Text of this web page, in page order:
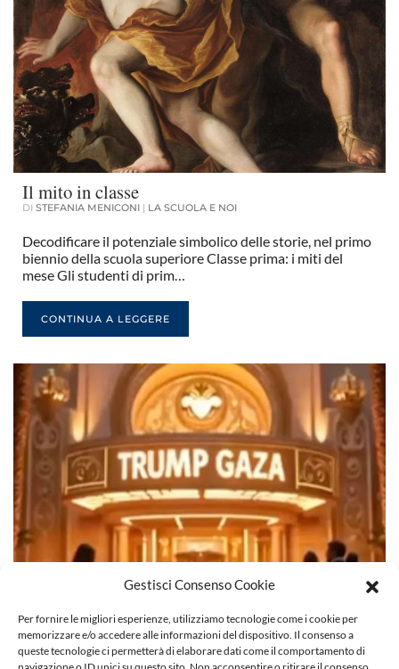
Gestisci Consenso Cookie
Per fornire le migliori esperienze, utilizziamo tecnologie come i cookie per
memorizzare e/o accedere alle informazioni del dispositivo. Il consenso a
queste tecnologie ci permetterà di elaborare dati come il comportamento di
Il mito in classe
DI STEFANIA MENICONI | LA SCUOLA E NOI
Decodificare il potenziale simbolico delle storie, nel primo
biennio della scuola superiore Classe prima: i miti del
mese Gli studenti di prim…
CONTINUA A LEGGERE